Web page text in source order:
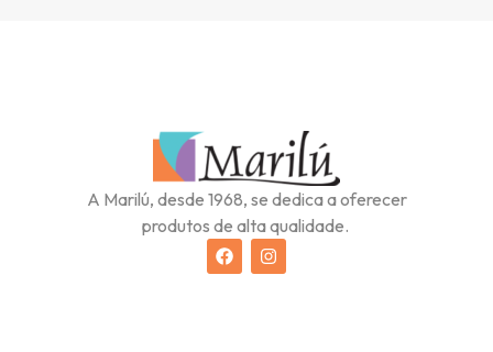
A Marilú, desde 1968, se dedica a oferecer
produtos de alta qualidade.